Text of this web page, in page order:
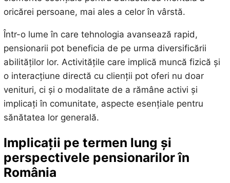
oricărei persoane, mai ales a celor în vârstă.
Într-o lume în care tehnologia avansează rapid,
pensionarii pot beneficia de pe urma diversificării
abilităților lor. Activitățile care implică muncă fizică și
o interacțiune directă cu clienții pot oferi nu doar
venituri, ci și o modalitate de a rămâne activi și
implicați în comunitate, aspecte esențiale pentru
sănătatea lor generală.
Implicații pe termen lung și
perspectivele pensionarilor în
România